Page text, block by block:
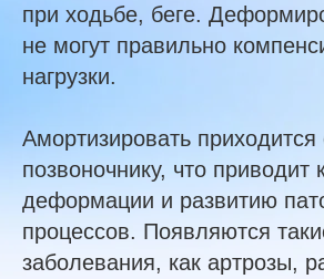
при ходьбе, беге.
не могут правильно
нагрузки.
Амортизировать приходится
позвоночнику, что приводит
деформации и развитию
процессов. Появляются
заболевания, как артрозы,